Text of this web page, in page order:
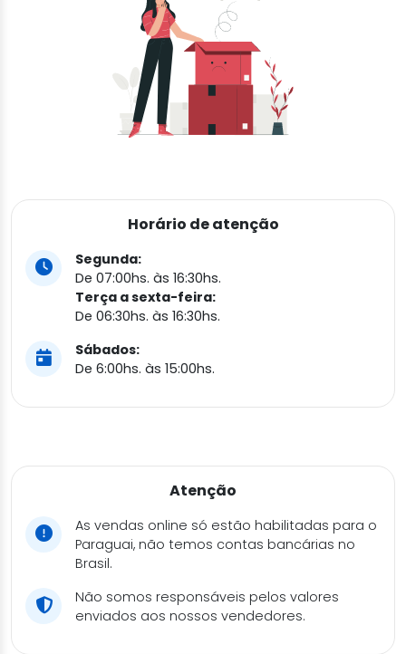
Horário de atenção
Segunda:
De 07:00hs. às 16:30hs.
Terça a sexta-feira:
De 06:30hs. às 16:30hs.
Sábados:
De 6:00hs. às 15:00hs.
Atenção
As vendas online só estão habilitadas para o
Paraguai, não temos contas bancárias no
Brasil.
Não somos responsáveis pelos valores
enviados aos nossos vendedores.